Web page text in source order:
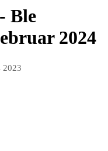
Ble
2024
2023